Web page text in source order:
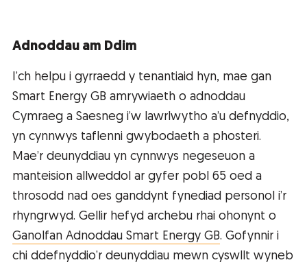
Adnoddau am Ddim
I’ch helpu i gyrraedd y tenantiaid hyn, mae gan
Smart Energy GB amrywiaeth o adnoddau
Cymraeg a Saesneg i’w lawrlwytho a’u defnyddio,
yn cynnwys taflenni gwybodaeth a phosteri.
Mae’r deunyddiau yn cynnwys negeseuon a
manteision allweddol ar gyfer pobl 65 oed a
throsodd nad oes ganddynt fynediad personol i’r
rhyngrwyd. Gellir hefyd archebu rhai ohonynt o
Ganolfan Adnoddau Smart Energy GB. Gofynnir i
chi ddefnyddio’r deunyddiau mewn cyswllt wyneb